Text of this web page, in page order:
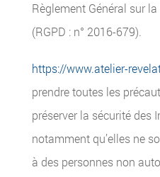
Règlement Général sur
(RGPD : n° 2016-679).
https://www.atelier-
prendre toutes les
préserver la sécurité des
notamment qu’elles ne
à des personnes non